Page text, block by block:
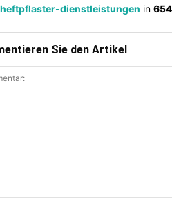
heftpflaster-dienstleistungen in
Sie den Artikel